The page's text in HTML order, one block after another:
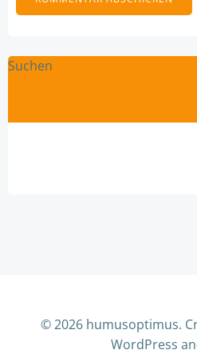
Suchen
© 2026 humusoptimus.
WordPress